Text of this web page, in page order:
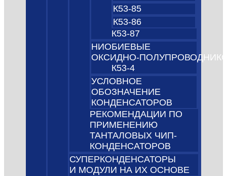
К53-85
К53-86
К53-87
НИОБИЕВЫЕ
К53-4
УСЛОВНОЕ
ОБОЗНАЧЕНИЕ
КОНДЕНСАТОРОВ
РЕКОМЕНДАЦИИ ПО
ПРИМЕНЕНИЮ
ТАНТАЛОВЫХ ЧИП-
КОНДЕНСАТОРОВ
СУПЕРКОНДЕНСАТОРЫ
И МОДУЛИ НА ИХ ОСНОВЕ